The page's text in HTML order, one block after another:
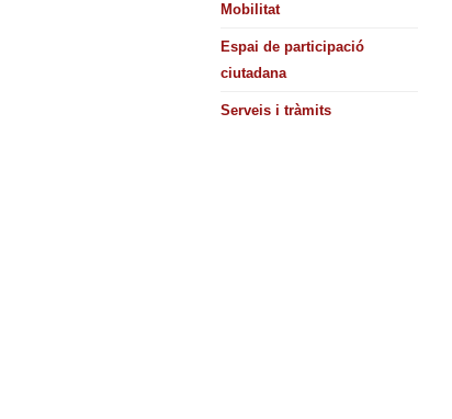
Mobilitat
Espai de participació
ciutadana
Serveis i tràmits